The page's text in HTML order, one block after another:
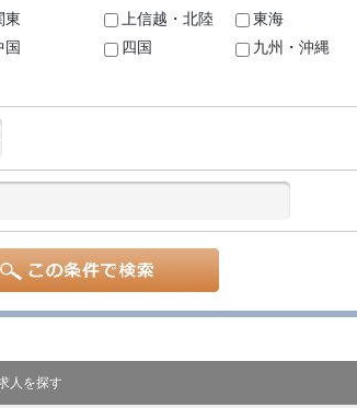
東 上信越・北陸
東海
国 四国
九州・沖縄
人を探す